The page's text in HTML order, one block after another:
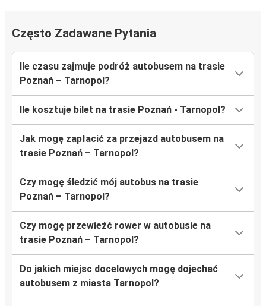
Często Zadawane Pytania
Ile czasu zajmuje podróż autobusem na trasie
Poznań – Tarnopol?
Ile kosztuje bilet na trasie Poznań - Tarnopol?
Jak mogę zapłacić za przejazd autobusem na
trasie Poznań – Tarnopol?
Czy mogę śledzić mój autobus na trasie
Poznań – Tarnopol?
Czy mogę przewieźć rower w autobusie na
trasie Poznań – Tarnopol?
Do jakich miejsc docelowych mogę dojechać
autobusem z miasta Tarnopol?